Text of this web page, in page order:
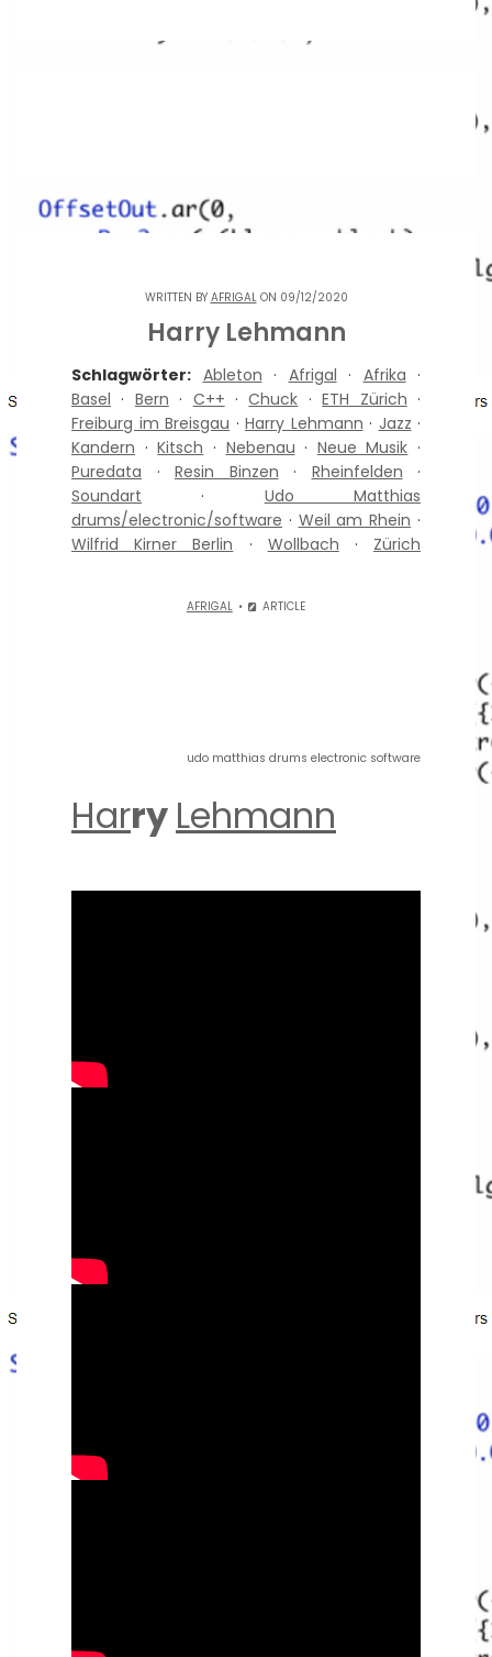
WRITTEN BY AFRIGALON 09/12/2020
Harry Lehmann
Schlagwörter: Ableton · Afrigal · Afrika ·
Basel · Bern · C++ ·Chuck ·ETH Zürich ·
Freiburg im Breisgau · Harry Lehmann · Jazz ·
Kandern ·Kitsch · Nebenau · Neue Musik ·
Puredata · Resin Binzen · Rheinfelden ·
Soundart · Udo Matthias
drums/electronic/software · Weil am Rhein ·
Wilfrid Kirner Berlin · Wollbach · Zürich
AFRIGAL ARTICLE
udo matthias drums electronic software
Harry Lehmann